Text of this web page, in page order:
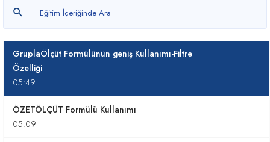
Excel GruplaÖlçüt Formülü Kullanımı
03:45
GruplaÖlçüt Formülünün geniş Kullanımı-Filtre
Özelliği
05:49
ÖZETÖLÇÜT Formülü Kullanımı
05:09